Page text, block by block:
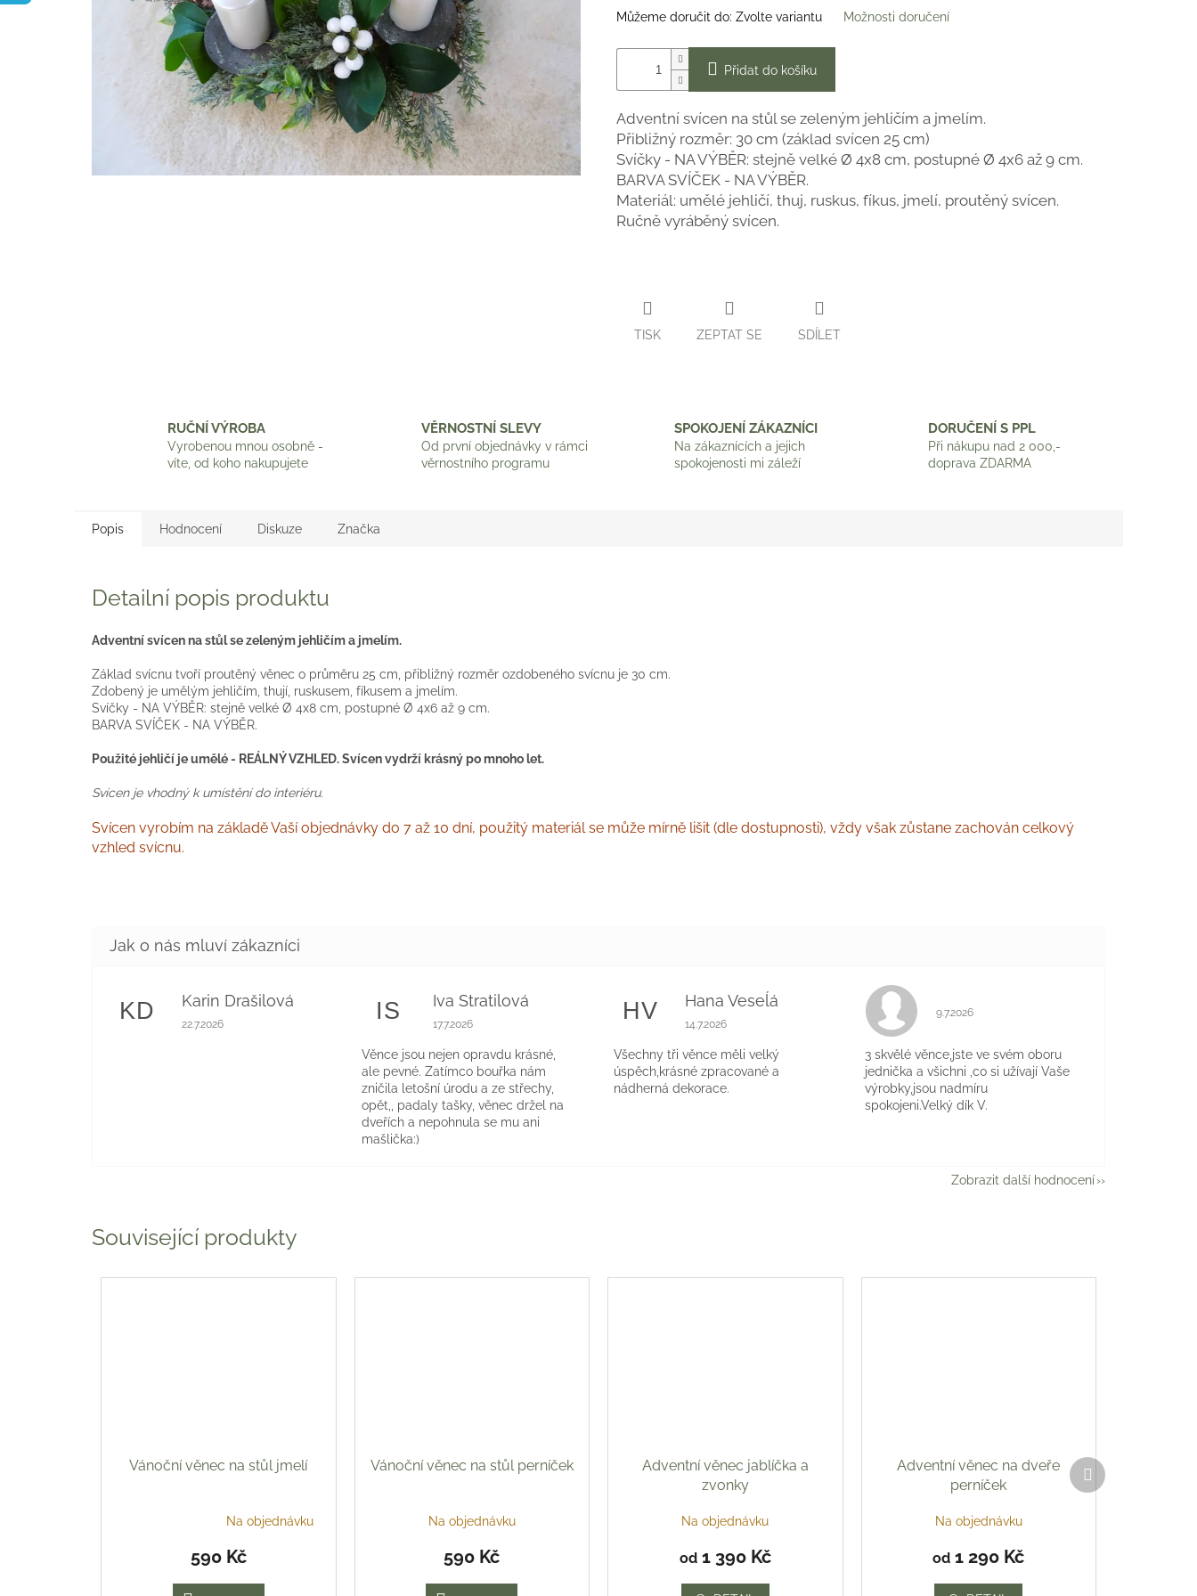
Můžeme doručit do: Zvolte variantu Možnosti doručení
Přidat do košíku
Adventní svícen na stůl se zeleným jehličím a jmelím.
Přibližný rozměr: 30 cm (základ svícen 25 cm)
Svíčky - NA VÝBĚR: stejně velké Ø 4x8 cm, postupné Ø 4x6 až 9 cm.
BARVA SVÍČEK - NA VÝBĚR.
Materiál: umělé jehličí, thuj, ruskus, fíkus, jmelí, proutěný svícen.
Ručně vyráběný svícen.
TISK ZEPTAT SE SDÍLET
RUČNÍ VÝROBA
Vyrobenou mnou osobně -
víte, od koho nakupujete
VĚRNOSTNÍ SLEVY
Od první objednávky v rámci
věrnostního programu
SPOKOJENÍ ZÁKAZNÍCI
Na zákaznících a jejich
spokojenosti mi záleží
DORUČENÍ S PPL
Při nákupu nad 2 000,-
doprava ZDARMA
Související produkty
Vánoční věnec na stůl jmelí
Na objednávku
590 Kč
Vánoční věnec na stůl perníček
Na objednávku
590 Kč
Adventní věnec jablíčka a
zvonky
Na objednávku
od1 390 Kč
Adventní věnec na dveře
perníček
Na objednávku
od 1 290 Kč
Další
produkt
Popis Hodnocení Diskuze Značka
Detailní popis produktu
Adventní svícen na stůl se zeleným jehličím a jmelím.
Základ svícnu tvoří proutěný věnec o průměru 25 cm, přibližný rozměr ozdobeného svícnu je 30 cm.
Zdobený je umělým jehličím, thují, ruskusem, fíkusem a jmelím.
Svíčky - NA VÝBĚR: stejně velké Ø 4x8 cm, postupné Ø 4x6 až 9 cm.
BARVA SVÍČEK - NA VÝBĚR.
Použité jehličí je umělé - REÁLNÝ VZHLED. Svícen vydrží krásný po mnoho let.
Svícen je vhodný k umístění do interiéru.
Svícen vyrobím na základě Vaší objednávky do 7 až 10 dní, použitý materiál se může mírně lišit (dle dostupnosti), vždy však zůstane zachován celkový
vzhled svícnu.
KD Karin Drašilová
Hodnocení obchodu je 5 z 5 hvězdiček.
22.7.2026 IS Iva Stratilová
Hodnocení obchodu je 5 z 5 hvězdiček.
17.7.2026
Věnce jsou nejen opravdu krásné,
ale pevné. Zatímco bouřka nám
zničila letošní úrodu a ze střechy,
opět,, padaly tašky, věnec držel na
dveřích a nepohnula se mu ani
mašlička:)
HV Hana Veseĺá
Hodnocení obchodu je 5 z 5 hvězdiček.
14.7.2026
Všechny tři věnce měli velký
úspěch,krásné zpracované a
nádherná dekorace.
Hodnocení obchodu je 5 z 5 hvězdiček.
9.7.2026
3 skvělé věnce,jste ve svém oboru
jednička a všichni ,co si užívají Vaše
výrobky,jsou nadmíru
spokojeni.Velký dík V.
Zobrazit další hodnocení